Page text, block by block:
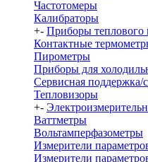
Частотомеры
Калибраторы
+- Приборы теплового
Контактные
Пирометры
Приборы для
Сервисная поддержка/
Тепловизоры
+-
Ваттметры
Вольтамперфазометры
Измерители
Измерители